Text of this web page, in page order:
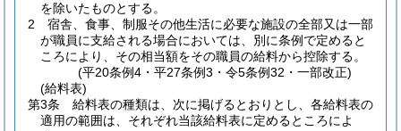
を除いたものとする。
2
宿舎、食事、制服その他生活に必要な施設の全部又は一部
が職員に支給される場合においては、別に条例で定めると
ころにより、その相当額をその職員の給料から控除する。
(平20条例4・平27条例3・令5条例32・一部改正)
(給料表)
第3条
給料表の種類は、次に掲げるとおりとし、各給料表の
適用の範囲は、それぞれ当該給料表に定めるところによ